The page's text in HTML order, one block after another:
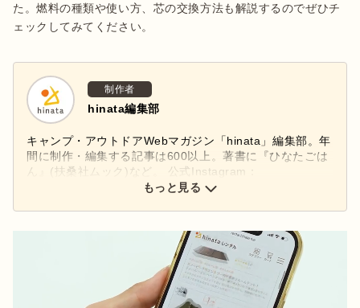
た。燃料の種類や使い方、芯の交換方法も解説するのでぜひチ
ェックしてみてください。
制作者
hinata編集部
キャンプ・アウトドアWebマガジン「hinata」編集部。年
間に制作・編集する記事は600以上。著書に『ひなたごは
ん』(扶桑社ムック)など。 公式Instagram：
もっと見る